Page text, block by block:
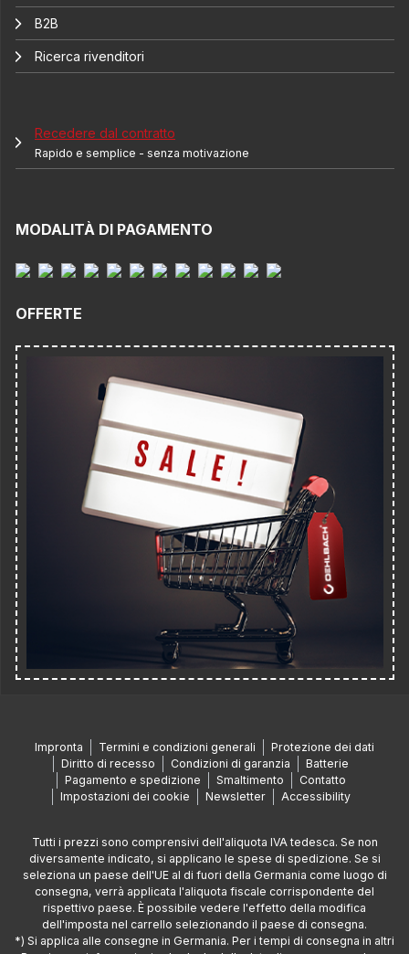
B2B
Ricerca rivenditori
Recedere dal contratto
Rapido e semplice - senza motivazione
MODALITÀ DI PAGAMENTO
OFFERTE
Impronta Termini e condizioni generali
Protezione dei dati
Diritto di recesso
Condizioni di garanzia
Batterie
Pagamento e spedizione
Smaltimento
Contatto
Impostazioni dei cookie
Newsletter Accessibility
Tutti i prezzi sono comprensivi dell'aliquota IVA tedesca. Se non
diversamente indicato, si applicano le spese di spedizione. Se si
seleziona un paese dell'UE al di fuori della Germania come luogo di
consegna, verrà applicata l'aliquota fiscale corrispondente del
rispettivo paese. È possibile vedere l'effetto della modifica
dell'imposta nel carrello selezionando il paese di consegna.
*) Si applica alle consegne in Germania. Per i tempi di consegna in altri